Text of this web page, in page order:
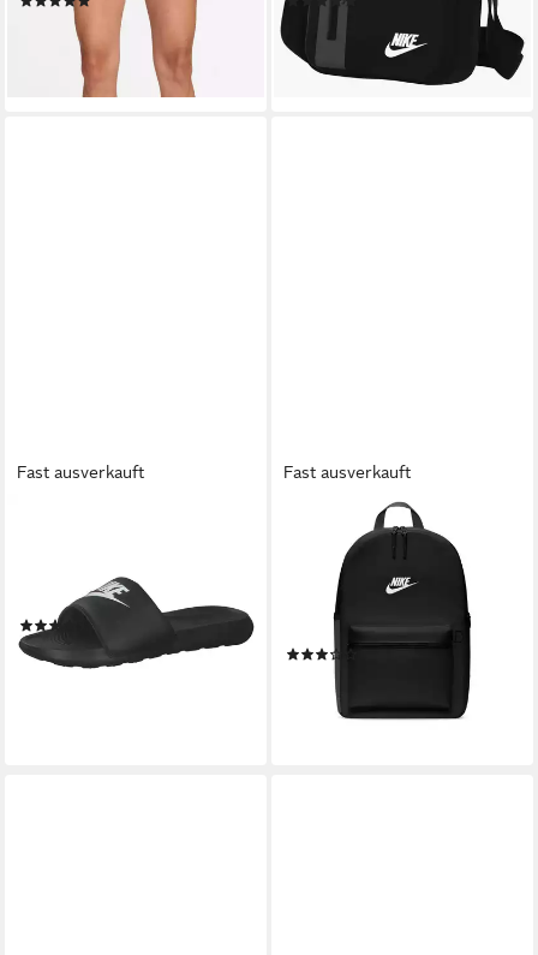
32,99 €
lieferbar - in 2-3 Werktagen bei dir
Logodruck
32,99 €
lieferbar - in 2-3 Werktagen bei dir
Fast ausverkauft
Victori One CN9675
Badeschuh
ab 37,99 €
lieferbar - in 2-3 Werktagen bei dir
Fast ausverkauft
Rucksack NK HERITAGE
BACKPACK 2.0, für
Erwachsene geeignet, mit
sportlichem Stil, aus Polyester
34,99 €
lieferbar - in 2-3 Werktagen bei dir